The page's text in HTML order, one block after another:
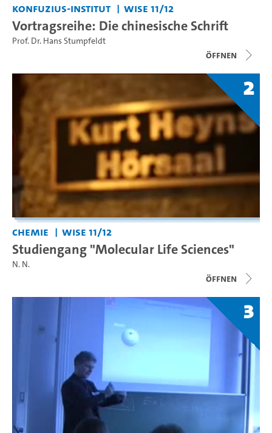
Konfuzius-Institut WiSe 11/12
Vortragsreihe: Die chinesische Schrift
Prof. Dr. Hans Stumpfeldt
Öffnen
2
Chemie WiSe 11/12
Studiengang "Molecular Life Sciences"
N. N.
Öffnen
3